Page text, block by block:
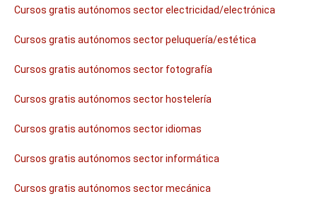
Curso Gratis Almacenamiento de Productos
Curso Gratis Riesgos en Mataderos de Ave
# CURSOS GRATIS DE ARTES GRÁFICAS
s (20 horas)
e Imágenes (20 horas)
e Textos (20 horas)
ibro por internet (40 horas)
Curso Gratis Periodismo digital (60 hora
Cursos gratis autónomos sector electricidad/electrónica
Cursos gratis autónomos sector peluquería/estética
Cursos gratis autónomos sector fotografía
Cursos gratis autónomos sector hostelería
Cursos gratis autónomos sector idiomas
Cursos gratis autónomos sector informática
Cursos gratis autónomos sector mecánica